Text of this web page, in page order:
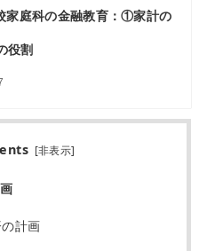
家庭科の金融教育：①家計の
役割
[非表示]
計画